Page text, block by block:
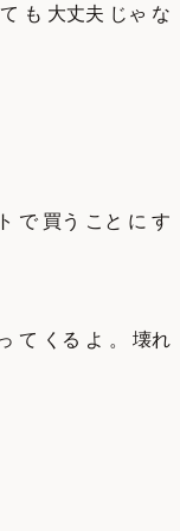
も 大丈夫 じゃ な
で 買う こと に す
て くる よ 。 壊れ